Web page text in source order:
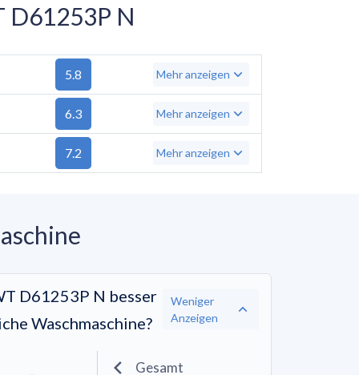
D61253P N
5.8 Mehr anzeigen
6.3 Mehr anzeigen
7.2 Mehr anzeigen
D61253P N besser
Waschmaschine?
Weniger
Anzeigen
Gesamt